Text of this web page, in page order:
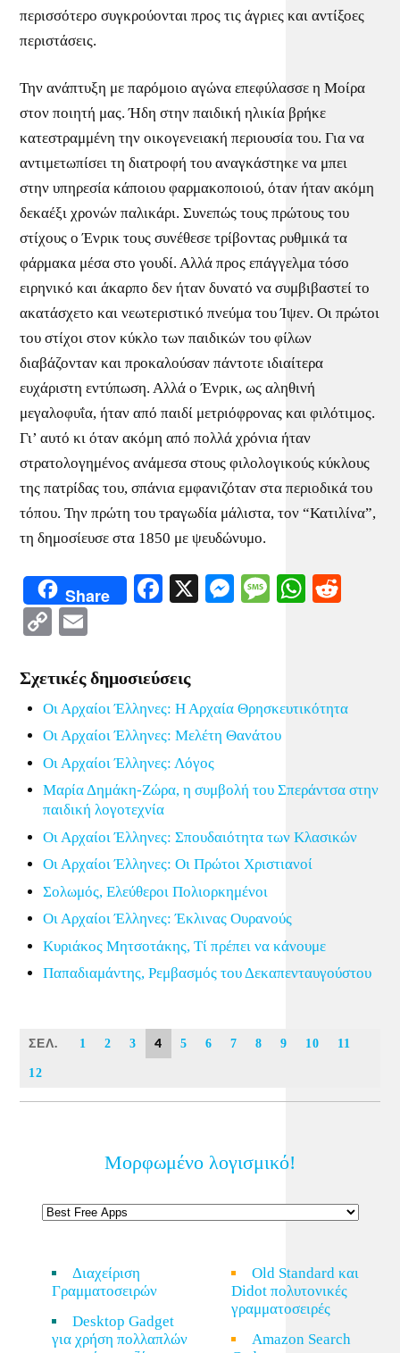
περισσότερο συγκρούονται προς τις άγριες και αντίξοες
περιστάσεις.
Την ανάπτυξη με παρόμοιο αγώνα επεφύλασσε η Μοίρα
στον ποιητή μας. Ήδη στην παιδική ηλικία βρήκε
κατεστραμμένη την οικογενειακή περιουσία του. Για να
αντιμετωπίσει τη διατροφή του αναγκάστηκε να μπει
στην υπηρεσία κάποιου φαρμακοποιού, όταν ήταν ακόμη
δεκαέξι χρονών παλικάρι. Συνεπώς τους πρώτους του
στίχους ο Ένρικ τους συνέθεσε τρίβοντας ρυθμικά τα
φάρμακα μέσα στο γουδί. Αλλά προς επάγγελμα τόσο
ειρηνικό και άκαρπο δεν ήταν δυνατό να συμβιβαστεί το
ακατάσχετο και νεωτεριστικό πνεύμα του Ίψεν. Οι πρώτοι
του στίχοι στον κύκλο των παιδικών του φίλων
διαβάζονταν και προκαλούσαν πάντοτε ιδιαίτερα
ευχάριστη εντύπωση. Αλλά ο Ένρικ, ως αληθινή
μεγαλοφυΐα, ήταν από παιδί μετριόφρονας και φιλότιμος.
Γι’ αυτό κι όταν ακόμη από πολλά χρόνια ήταν
στρατολογημένος ανάμεσα στους φιλολογικούς κύκλους
της πατρίδας του, σπάνια εμφανιζόταν στα περιοδικά του
τόπου. Την πρώτη του τραγωδία μάλιστα, τον “Κατιλίνα”,
τη δημοσίευσε στα 1850 με ψευδώνυμο.
Share Facebook
X Messenger
Message
Copy
Σχετικές δημοσιεύσεις
Οι Αρχαίοι Έλληνες: Η Αρχαία Θρησκευτικότητα
Οι Αρχαίοι Έλληνες: Μελέτη Θανάτου
Οι Αρχαίοι Έλληνες: Λόγος
Μαρία Δημάκη-Ζώρα, η συμβολή του Σπεράντσα στην
παιδική λογοτεχνία
Οι Αρχαίοι Έλληνες: Σπουδαιότητα των Κλασικών
Οι Αρχαίοι Έλληνες: Οι Πρώτοι Χριστιανοί
Σολωμός, Ελεύθεροι Πολιορκημένοι
Οι Αρχαίοι Έλληνες: Έκλινας Ουρανούς
Κυριάκος Μητσοτάκης, Τί πρέπει να κάνουμε
Παπαδιαμάντης, Ρεμβασμός του Δεκαπενταυγούστου
ΣΕΛ. 1 2 3 4 5 6 7 8 9 10 11
12
Μορφωμένο λογισμικό!
Διαχείριση
Γραμματοσειρών
Desktop Gadget
για χρήση πολλαπλών
Old Standard και
Didot πολυτονικές
γραμματοσειρές
Amazon Search